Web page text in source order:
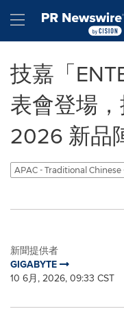
Hamburger
技嘉「
表會登場
2026 新品
APAC - Traditional Chinese
新聞提供者
GIGABYTE
10 6月, 2026, 09:33 CST